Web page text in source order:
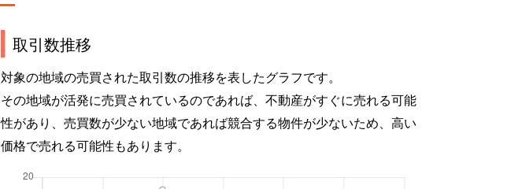
取引数推移
対象の地域の売買された取引数の推移を表したグラフです。
その地域が活発に売買されているのであれば、不動産がすぐに売れる可能
性があり、売買数が少ない地域であれば競合する物件が少ないため、高い
価格で売れる可能性もあります。